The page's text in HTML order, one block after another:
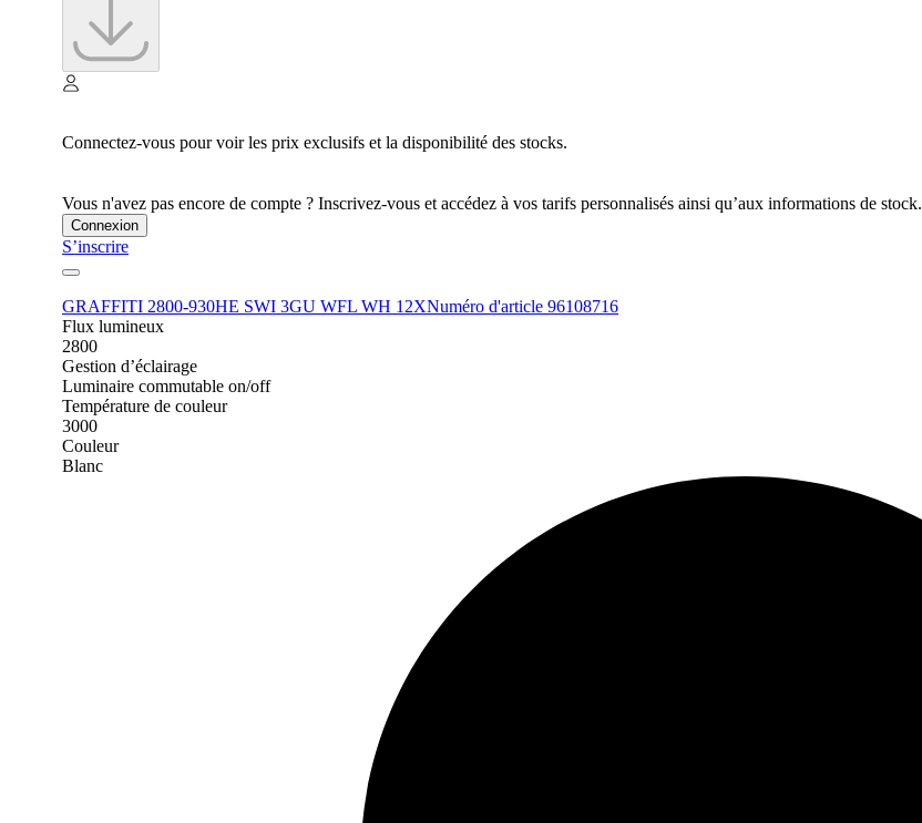
Connectez-vous pour voir les prix exclusifs et la disponibilité des stocks.
Vous n'avez pas encore de compte ? Inscrivez-vous et accédez à vos tarifs personnalisés ainsi qu’aux informations de stock.
Connexion
S’inscrire
GRAFFITI 2800-930HE SWI 3GU WFL WH 12XNuméro d'article 96108716
Flux lumineux
2800
Gestion d’éclairage
Luminaire commutable on/off
Température de couleur
3000
Couleur
Blanc